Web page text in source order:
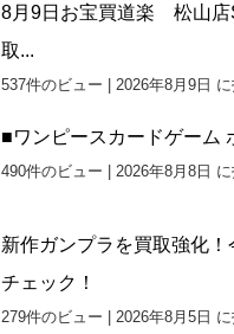
8月9日お宝買道楽 松山店
取...
537件のビュー | 2026年8月9日
■ワンピースカードゲーム
490件のビュー | 2026年8月8日
新作ガンプラを買取強化
チェック！
279件のビュー | 2026年8月5日